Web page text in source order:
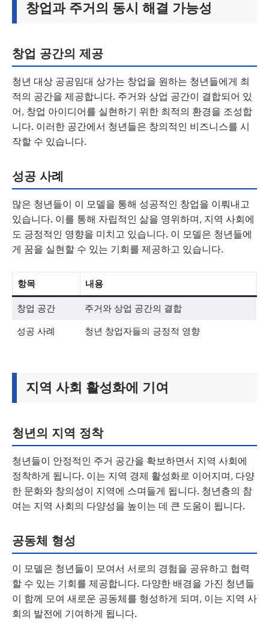
창업과 주거의 동시 해결 가능성
창업 공간의 제공
청년 대상 공공임대 상가는 창업을 원하는 청년들에게 최
적의 공간을 제공합니다. 주거와 상업 공간이 결합되어 있
어, 창업 아이디어를 실현하기 위한 최적의 환경을 조성합
니다. 이러한 공간에서 청년들은 창의적인 비즈니스를 시
작할 수 있습니다.
성공 사례
많은 청년들이 이 모델을 통해 성공적인 창업을 이뤄내고
있습니다. 이를 통해 자립적인 삶을 영위하며, 지역 사회에
도 긍정적인 영향을 미치고 있습니다. 이 모델은 청년들에
게 꿈을 실현할 수 있는 기회를 제공하고 있습니다.
항목 내용
창업 공간 주거와 상업 공간의 결합
성공 사례 청년 창업자들의 긍정적 영향
지역 사회 활성화에 기여
청년의 지역 정착
청년들이 안정적인 주거 공간을 확보하면서 지역 사회에
정착하게 됩니다. 이는 지역 경제 활성화로 이어지며, 다양
한 문화와 창의성이 지역에 스며들게 됩니다. 청년층의 참
여는 지역 사회의 다양성을 높이는 데 큰 도움이 됩니다.
공동체 형성
이 모델은 청년들이 모여서 서로의 경험을 공유하고 협력
할 수 있는 기회를 제공합니다. 다양한 배경을 가진 청년들
이 함께 모여 새로운 공동체를 형성하게 되며, 이는 지역 사
회의 발전에 기여하게 됩니다.